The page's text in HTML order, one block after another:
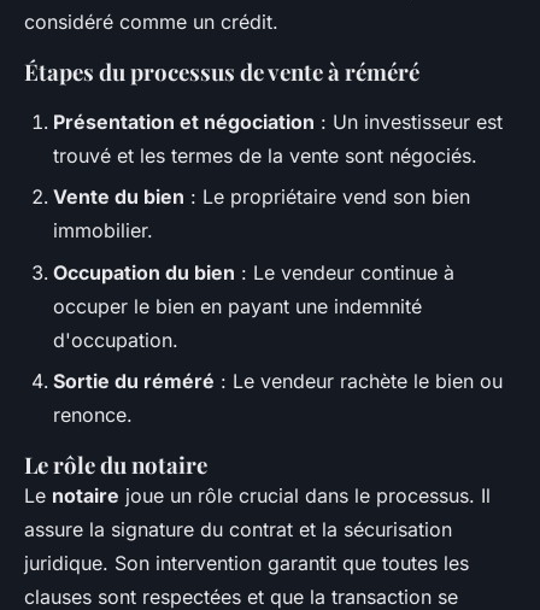
considéré comme un crédit.
Étapes du processus de vente à réméré
Présentation et négociation : Un investisseur est
trouvé et les termes de la vente sont négociés.
Vente du bien : Le propriétaire vend son bien
immobilier.
Occupation du bien : Le vendeur continue à
occuper le bien en payant une indemnité
d'occupation.
Sortie du réméré : Le vendeur rachète le bien ou
renonce.
Le rôle du notaire
Le notaire joue un rôle crucial dans le processus. Il
assure la signature du contrat et la sécurisation
juridique. Son intervention garantit que toutes les
clauses sont respectées et que la transaction se